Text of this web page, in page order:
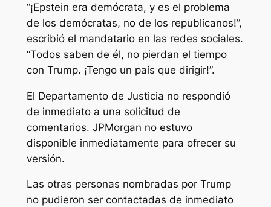
“¡Epstein era demócrata, y es el problema
de los demócratas, no de los republicanos!”,
escribió el mandatario en las redes sociales.
“Todos saben de él, no pierdan el tiempo
con Trump. ¡Tengo un país que dirigir!”.
El Departamento de Justicia no respondió
de inmediato a una solicitud de
comentarios. JPMorgan no estuvo
disponible inmediatamente para ofrecer su
versión.
Las otras personas nombradas por Trump
no pudieron ser contactadas de inmediato